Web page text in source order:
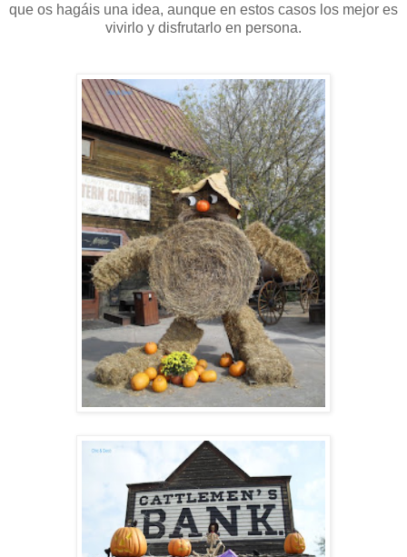
que os hagáis una idea, aunque en estos casos los mejor es
vivirlo y disfrutarlo en persona.